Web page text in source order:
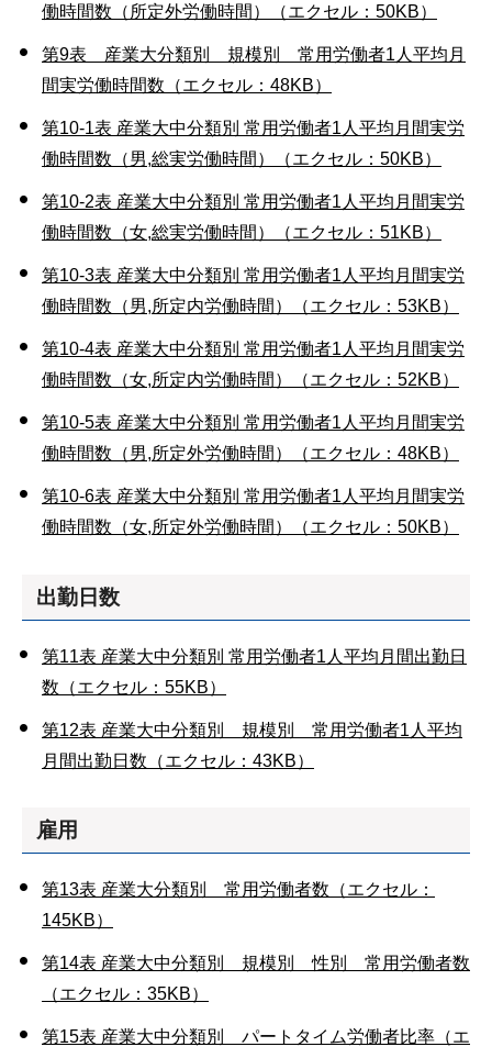
働時間数（所定外労働時間）（エクセル：50KB）
第9表 産業大分類別 規模別 常用労働者1人平均月
間実労働時間数（エクセル：48KB）
第10-1表 産業大中分類別 常用労働者1人平均月間実労
働時間数（男,総実労働時間）（エクセル：50KB）
第10-2表 産業大中分類別 常用労働者1人平均月間実労
働時間数（女,総実労働時間）（エクセル：51KB）
第10-3表 産業大中分類別 常用労働者1人平均月間実労
働時間数（男,所定内労働時間）（エクセル：53KB）
第10-4表 産業大中分類別 常用労働者1人平均月間実労
働時間数（女,所定内労働時間）（エクセル：52KB）
第10-5表 産業大中分類別 常用労働者1人平均月間実労
働時間数（男,所定外労働時間）（エクセル：48KB）
第10-6表 産業大中分類別 常用労働者1人平均月間実労
働時間数（女,所定外労働時間）（エクセル：50KB）
出勤日数
第11表 産業大中分類別 常用労働者1人平均月間出勤日
数（エクセル：55KB）
第12表 産業大中分類別 規模別 常用労働者1人平均
月間出勤日数（エクセル：43KB）
雇用
第13表 産業大分類別 常用労働者数（エクセル：
145KB）
第14表 産業大中分類別 規模別 性別 常用労働者数
（エクセル：35KB）
第15表 産業大中分類別 パートタイム労働者比率（エ